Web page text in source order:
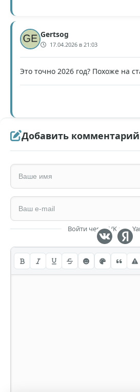
Gertsog
17.04.2026 в 21:03
Это точно 2026 год? Похоже на
Добавить комментарий
Войти через VK или